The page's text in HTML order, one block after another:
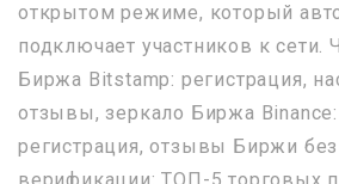
открытом режиме, который
подключает участников к сети.
Биржа Bitstamp: регистрация,
отзывы, зеркало Биржа
регистрация, отзывы Биржи без